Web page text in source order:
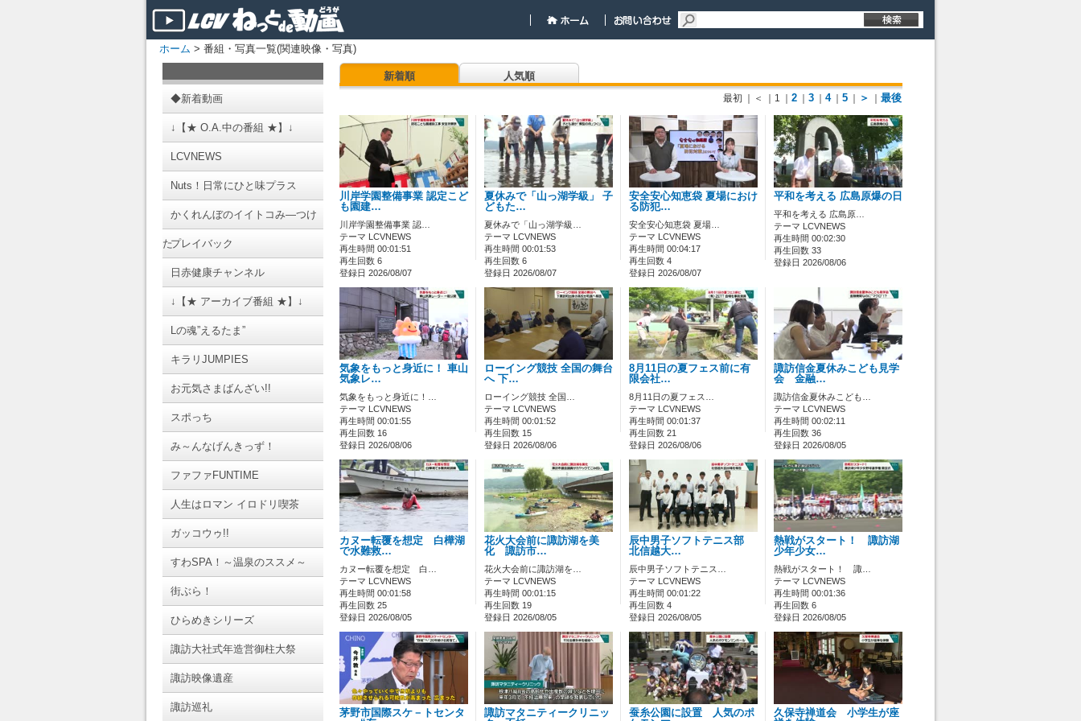
ホーム > 番組・写真一覧(関連映像・写真)
◆新着動画
↓【★ O.A.中の番組 ★】↓
LCVNEWS
Nuts！日常にひと味プラス
かくれんぼのイイトコみ―つけ
たプレイバック
日赤健康チャンネル
↓【★ アーカイブ番組 ★】↓
Lの魂”えるたま”
キラリJUMPIES
お元気さまばんざい!!
スポっち
み～んなげんきっず！
ファファFUNTIME
人生はロマン イロドリ喫茶
ガッコウゥ!!
すわSPA！～温泉のススメ～
街ぶら！
ひらめきシリーズ
諏訪大社式年造営御柱大祭
諏訪映像遺産
諏訪巡礼
新着順 人気順
最初 ｜＜ ｜1 2 3 4 5 ＞ 最後
川岸学園整備事業 認定こど
も園建…
川岸学園整備事業 認…
テーマ LCVNEWS
再生時間 00:01:51
再生回数 6
登録日 2026/08/07
夏休みで「山っ湖学級」 子
どもた…
夏休みで「山っ湖学級…
テーマ LCVNEWS
再生時間 00:01:53
再生回数 6
登録日 2026/08/07
安全安心知恵袋 夏場におけ
る防犯…
安全安心知恵袋 夏場…
テーマ LCVNEWS
再生時間 00:04:17
再生回数 4
登録日 2026/08/07
平和を考える 広島原爆の日
平和を考える 広島原…
テーマ LCVNEWS
再生時間 00:02:30
再生回数 33
登録日 2026/08/06
気象をもっと身近に！ 車山
気象レ…
気象をもっと身近に！…
テーマ LCVNEWS
再生時間 00:01:55
再生回数 16
登録日 2026/08/06
ローイング競技 全国の舞台
へ 下…
ローイング競技 全国…
テーマ LCVNEWS
再生時間 00:01:52
再生回数 15
登録日 2026/08/06
8月11日の夏フェス前に有
限会社…
8月11日の夏フェス…
テーマ LCVNEWS
再生時間 00:01:37
再生回数 21
登録日 2026/08/06
諏訪信金夏休みこども見学
会 金融…
諏訪信金夏休みこども…
テーマ LCVNEWS
再生時間 00:02:11
再生回数 36
登録日 2026/08/05
カヌー転覆を想定 白樺湖
で水難救…
カヌー転覆を想定 白…
テーマ LCVNEWS
再生時間 00:01:58
再生回数 25
登録日 2026/08/05
花火大会前に諏訪湖を美
化 諏訪市…
花火大会前に諏訪湖を…
テーマ LCVNEWS
再生時間 00:01:15
再生回数 19
登録日 2026/08/05
辰中男子ソフトテニス部
北信越大…
辰中男子ソフトテニス…
テーマ LCVNEWS
再生時間 00:01:22
再生回数 4
登録日 2026/08/05
熱戦がスタート！ 諏訪湖
少年少女…
熱戦がスタート！ 諏…
テーマ LCVNEWS
再生時間 00:01:36
再生回数 6
登録日 2026/08/05
茅野市国際スケ－トセンタ
諏訪マタニティークリニッ
蚕糸公園に設置 人気のポ
久保寺禅道会 小学生が座